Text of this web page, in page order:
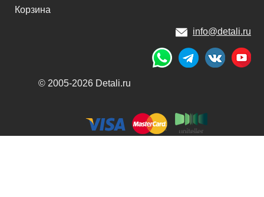
Корзина
info@detali.ru
© 2005-2026 Detali.ru